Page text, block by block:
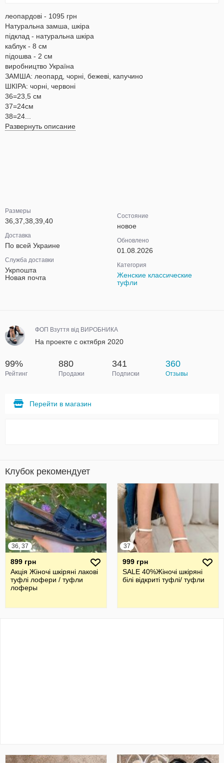
леопардові - 1095 грн
Натуральна замша, шкіра
підклад - натуральна шкіра
каблук - 8 см
підошва - 2 см
виробництво Україна
ЗАМША: леопард, чорні, бежеві, капучино
ШКІРА: чорні, червоні
36=23,5 см
37=24см
38=24...
Развернуть описание
Размеры
36,37,38,39,40
Доставка
По всей Украине
Служба доставки
Укрпошта
Новая почта
Состояние
новое
Обновлено
01.08.2026
Категория
Женские классические
туфли
ФОП Взуття від ВИРОБНИКА
На проекте с октября 2020
99%
Рейтинг
880
Продажи
341
Подписки
360
Отзывы
Перейти в магазин
Клубок рекомендует
36, 37
899 грн
Акція Жіночі шкіряні лакові
туфлі лофери / туфли
лоферы
37
999 грн
SALE 40%Жіночі шкіряні
білі відкриті туфлі/ туфли